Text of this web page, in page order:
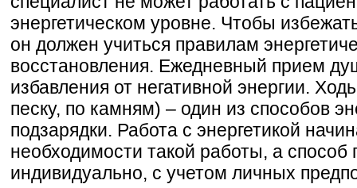
энергетическом уровне. Чтобы
он должен учиться правилам
восстановления. Ежедневный прием
избавления от негативной энергии.
песку, по камням) – один из способов
подзарядки. Работа с энергетикой
необходимости такой работы, а способ
индивидуально, с учетом личных